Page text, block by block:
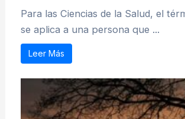
Para las Ciencias de la Salud, el
se aplica a una persona que ...
Leer Más